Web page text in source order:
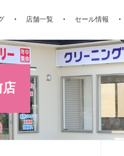
店舗一覧 セール情報
店